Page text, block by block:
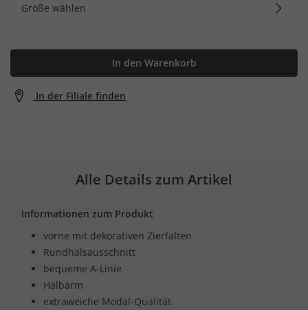
Größe wählen
In den Warenkorb
In der Filiale finden
Alle Details zum Artikel
Informationen zum Produkt
vorne mit dekorativen Zierfalten
Rundhalsausschnitt
bequeme A-Linie
Halbarm
extraweiche Modal-Qualität